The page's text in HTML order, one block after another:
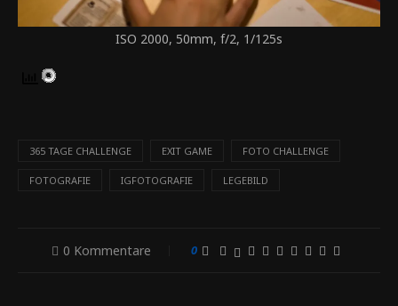
ISO 2000, 50mm, f/2, 1/125s
365 TAGE CHALLENGE EXIT GAME FOTO CHALLENGE
FOTOGRAFIE IGFOTOGRAFIE LEGEBILD
0 Kommentare 0